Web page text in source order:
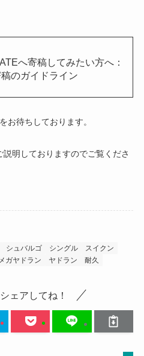
へ寄稿してみたい方へ：
のガイドライン
お待ちしております。
明しておりますのでご覧くださ
シュバルゴ シングル
スイクン
メガヤドラン ヤドラン 耐久
ェアしてね！